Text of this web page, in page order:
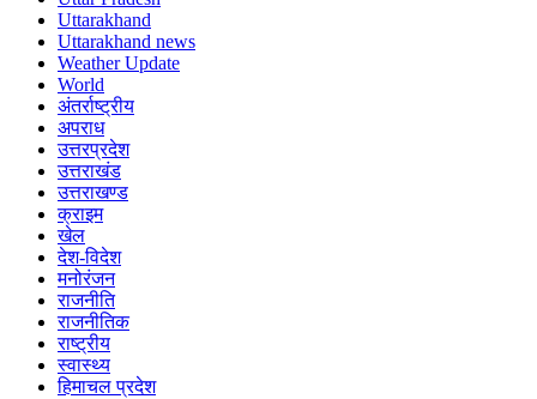
Uttarakhand
Uttarakhand news
Weather Update
World
अंतर्राष्ट्रीय
अपराध
उत्तरप्रदेश
उत्तराखंड
उत्तराखण्ड
क्राइम
खेल
देश-विदेश
मनोरंजन
राजनीति
राजनीतिक
राष्ट्रीय
स्वास्थ्य
हिमाचल प्रदेश